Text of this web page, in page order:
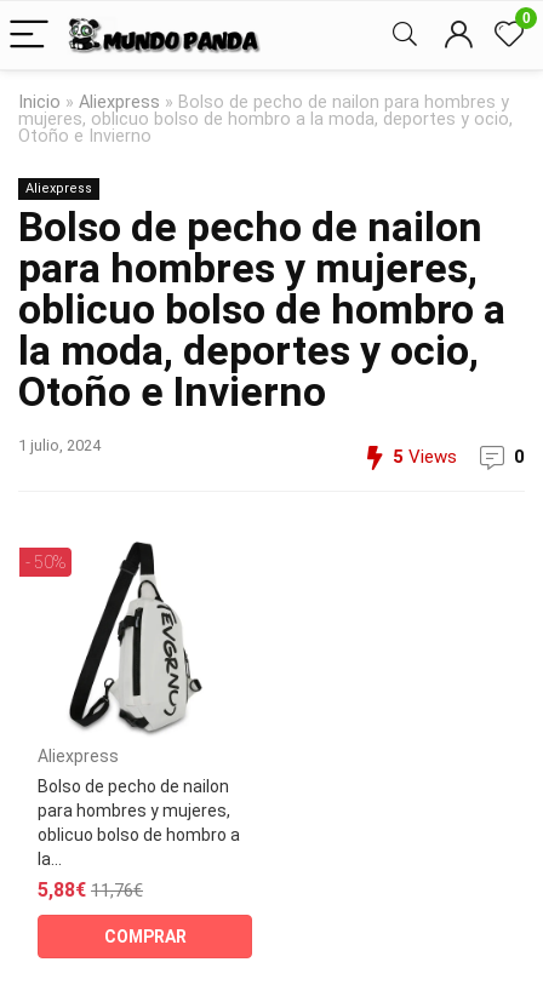
0
Inicio » Aliexpress » Bolso de pecho de nailon para hombres y
mujeres, oblicuo bolso de hombro a la moda, deportes y ocio,
Otoño e Invierno
Aliexpress
Bolso de pecho de nailon
para hombres y mujeres,
oblicuo bolso de hombro a
la moda, deportes y ocio,
Otoño e Invierno
1 julio, 2024
5 Views 0
- 50%
Aliexpress
Bolso de pecho de nailon
para hombres y mujeres,
oblicuo bolso de hombro a
la...
5,88€ 11,76€
COMPRAR